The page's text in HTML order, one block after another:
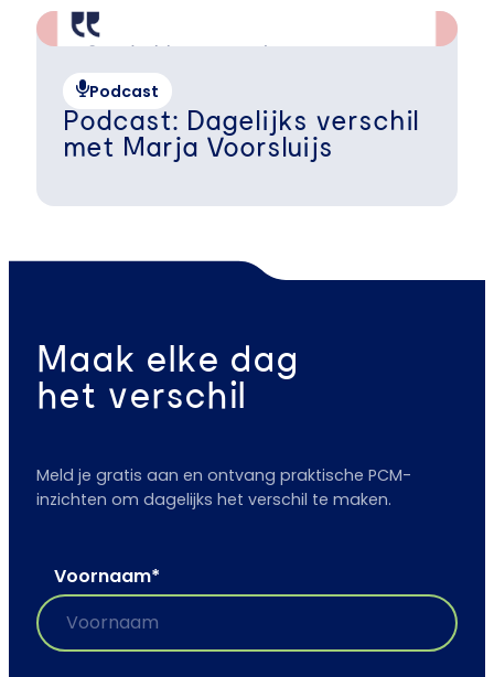
Podcast
Podcast: Dagelijks verschil
met Marja Voorsluijs
Maak elke dag
het verschil
Meld je gratis aan en ontvang praktische PCM-
inzichten om dagelijks het verschil te maken.
Voornaam*